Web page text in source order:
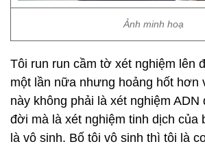
Ảnh minh hoạ
Tôi run run cầm tờ xét nghiệm lên
một lần nữa nhưng hoảng hốt hơn
này không phải là xét nghiệm
đời mà là xét nghiệm tinh dịch của
là vô sinh. Bố tôi vô sinh thì tôi là